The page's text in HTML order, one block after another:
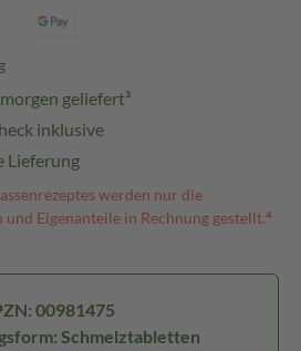
geliefert³
inklusive
Lieferung
werden nur die
Eigenanteile in Rechnung gestellt.⁴
00981475
Schmelztabletten